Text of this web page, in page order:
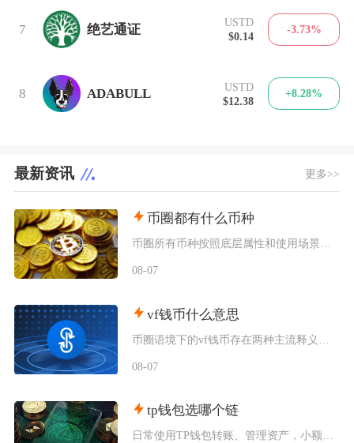
7 绝艺通证
USTD
$0.14
-3.73%
8 ADABULL
USTD
$12.38
+8.28%
最新资讯 更多>>
币圈都有什么币种
08-07
vf钱币什么意思
08-07
tp钱包选哪个链
日常使用TP钱包转账、管理资产，小额稳定币互转优先选择波场TRC20；币安生态内交互、参与